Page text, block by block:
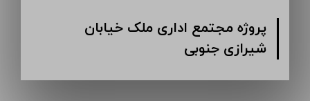
پروژه مجتمع اداری ملک خیابان
شیرازی جنوبی